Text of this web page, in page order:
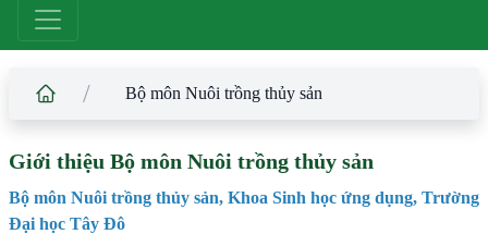
/ Bộ môn Nuôi trồng thủy sản
Giới thiệu Bộ môn Nuôi trồng thủy sản
Bộ môn Nuôi trồng thủy sản, Khoa Sinh học ứng dụng, Trường
Đại học Tây Đô